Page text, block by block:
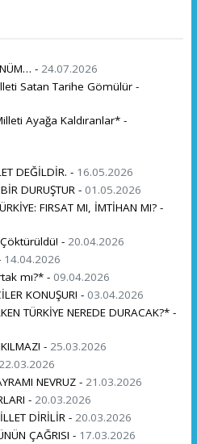
- 24.07.2026
Satan Tarihe Gömülür -
Ayağa Kaldıranlar* -
DEĞİLDİR. - 16.05.2026
DURUŞTUR - 01.05.2026
FIRSAT MI, İMTİHAN MI? -
- 20.04.2026
14.04.2026
mı?* - 09.04.2026
KONUŞUR! - 03.04.2026
TÜRKİYE NEREDE DURACAK?* -
- 25.03.2026
22.03.2026
NEVRUZ - 21.03.2026
- 20.03.2026
DİRİLİR - 20.03.2026
ÇAĞRISI - 17.03.2026